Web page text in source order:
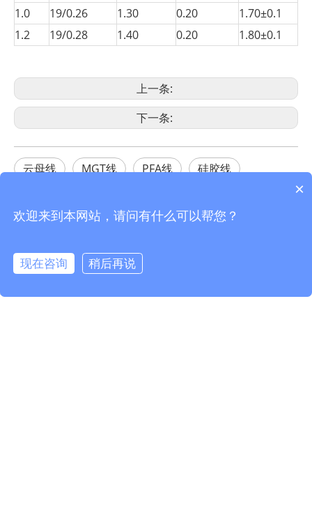
1.0
19/0.26 1.30 0.20
1.70±0.1
1.2
19/0.28 1.40 0.20 1.80±0.1
上一条:
下一条:
云母线 MGT线 PFA线
硅胶线
相关产品 15358868788
info@fmcable.com
凤鸣公众号
×
欢迎来到本网站，请问有什么可以帮您？
现在咨询 稍后再说